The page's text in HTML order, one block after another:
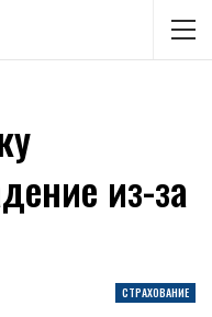
из-за
СТРАХОВАНИЕ